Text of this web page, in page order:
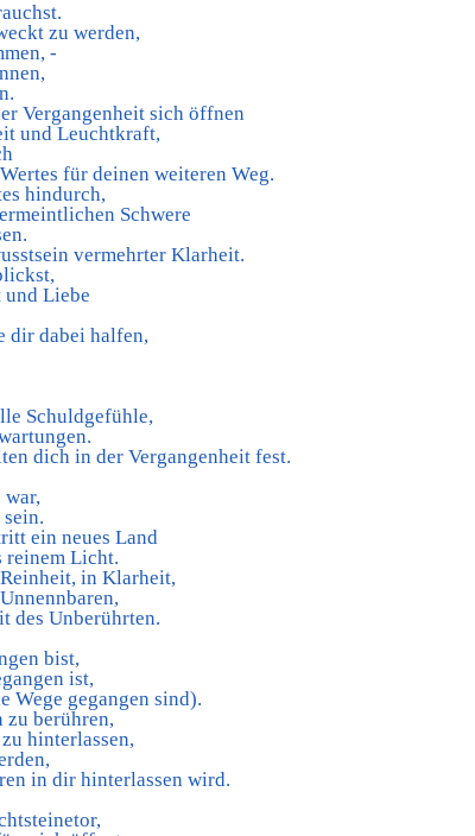
zu werden,
-
Vergangenheit sich öffnen
und Leuchtkraft,
für deinen weiteren Weg.
hindurch,
Schwere
vermehrter Klarheit.
Liebe
dir dabei halfen,
Schuldgefühle,
dich in der Vergangenheit fest.
war,
ein neues Land
reinem Licht.
in Klarheit,
des Unberührten.
bist,
ist,
Wege gegangen sind).
zu berühren,
hinterlassen,
in dir hinterlassen wird.